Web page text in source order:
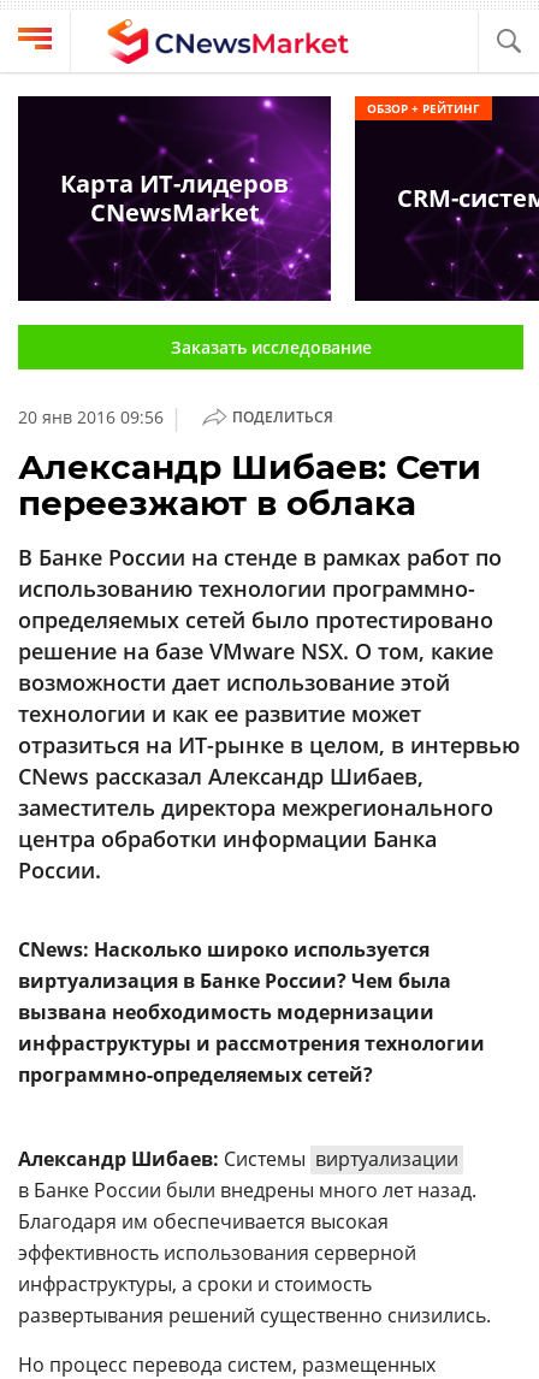
Выбрать
провайдера
Компании
обзоры
О
проекте
CNews
Аналитика
Конференции
Техника
ТВ
Об
Вакансии
Max
Telegram
Дзен
VK
CNews
Конференции
Техника
Заказать исследование
20 янв 2016 09:56 | ПОДЕЛИТЬСЯ
Александр Шибаев: Сети
переезжают в облака
В Банке России на стенде в рамках работ по
использованию технологии программно-
определяемых сетей было протестировано
решение на базе VMware NSX. О том, какие
возможности дает использование этой
технологии и как ее развитие может
отразиться на ИТ-рынке в целом, в интервью
CNews рассказал Александр Шибаев,
заместитель директора межрегионального
центра обработки информации Банка
России.
CNews: Насколько широко используется
виртуализация в Банке России? Чем была
вызвана необходимость модернизации
инфраструктуры и рассмотрения технологии
программно-определяемых сетей?
Александр Шибаев: Системы виртуализации
в Банке России были внедрены много лет назад.
Благодаря им обеспечивается высокая
эффективность использования серверной
инфраструктуры, а сроки и стоимость
развертывания решений существенно снизились.
Но процесс перевода систем, размещенных
Карта ИТ-лидеров
CNewsMarket
CRM-
ОБЗОР + РЕЙТИНГ